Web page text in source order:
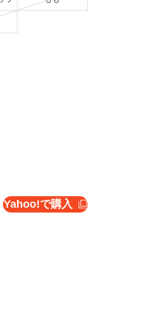
Yahoo!で購入